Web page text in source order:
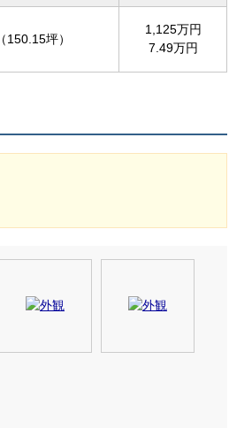
（150.15坪）
1,125万円
7.49万円